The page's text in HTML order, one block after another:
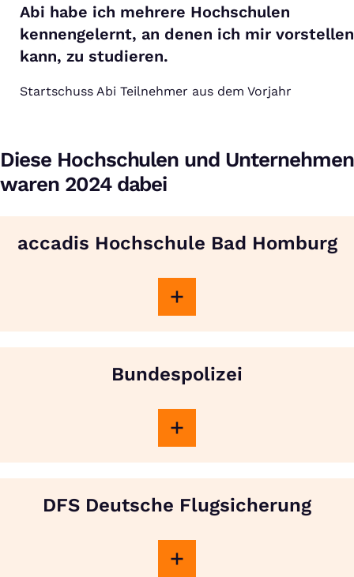
Abi habe ich mehrere Hochschulen
kennengelernt, an denen ich mir vorstellen
kann, zu studieren.
Startschuss Abi Teilnehmer aus dem Vorjahr
Diese Hochschulen und Unternehmen
waren 2024 dabei
accadis Hochschule Bad Homburg
Bundespolizei
DFS Deutsche Flugsicherung